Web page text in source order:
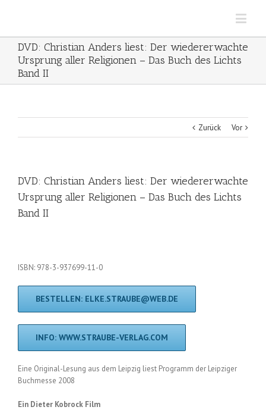
DVD: Christian Anders liest: Der wiedererwachte
Ursprung aller Religionen – Das Buch des Lichts
Band II
Zurück Vor
DVD: Christian Anders liest: Der wiedererwachte
Ursprung aller Religionen – Das Buch des Lichts
Band II
ISBN: 978-3-937699-11-0
BESTELLEN: ELKE.STRAUBE@WEB.DE
INFO: WWW.STRAUBE-VERLAG.COM
Eine Original-Lesung aus dem Leipzig liest Programm der Leipziger
Buchmesse 2008
Ein Dieter Kobrock Film